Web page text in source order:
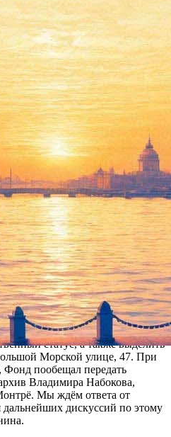
фонд
с
в
музее
для печати
фонд Владимира Набокова
культуры с просьбой
Набокова получить
на Большой Морской улице,
сообщила представитель
Набокова обратился к
Владимиру Мединскому,
музею Владимира
статус, а также выделить
Морской улице, 47. При
Фонд пообещал передать
Владимира Набокова,
Мы ждём ответа от
дискуссий по этому